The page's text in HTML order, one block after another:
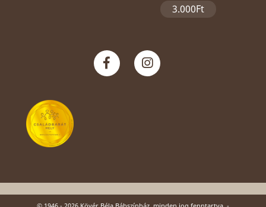
3.000Ft
© 1946 - 2026 Kövér Béla Bábszínház, minden jog fenntartva. -